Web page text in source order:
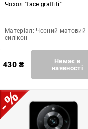
Чохол "face graffiti"
Матеріал: Чорний матовий
силікон
430₴
Немає в
наявності